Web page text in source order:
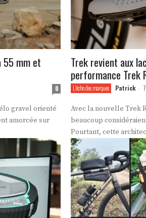
55 mm et
0
gravel orienté
amorcée sur
Trek revient aux
performance Trek
L'écho des marques Patrick -
Avec la nouvelle Trek
beaucoup
Pourtant, cette